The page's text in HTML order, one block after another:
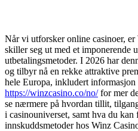
Når vi utforsker online casinoer,
skiller seg ut med et imponerende
utbetalingsmetoder. I 2026 har
og tilbyr nå en rekke attraktive
hele Europa, inkludert
https://winzcasino.co/no/for mer
se nærmere på hvordan tillit,
i casinouniverset, samt hva du kan
innskuddsmetoder hos Winz